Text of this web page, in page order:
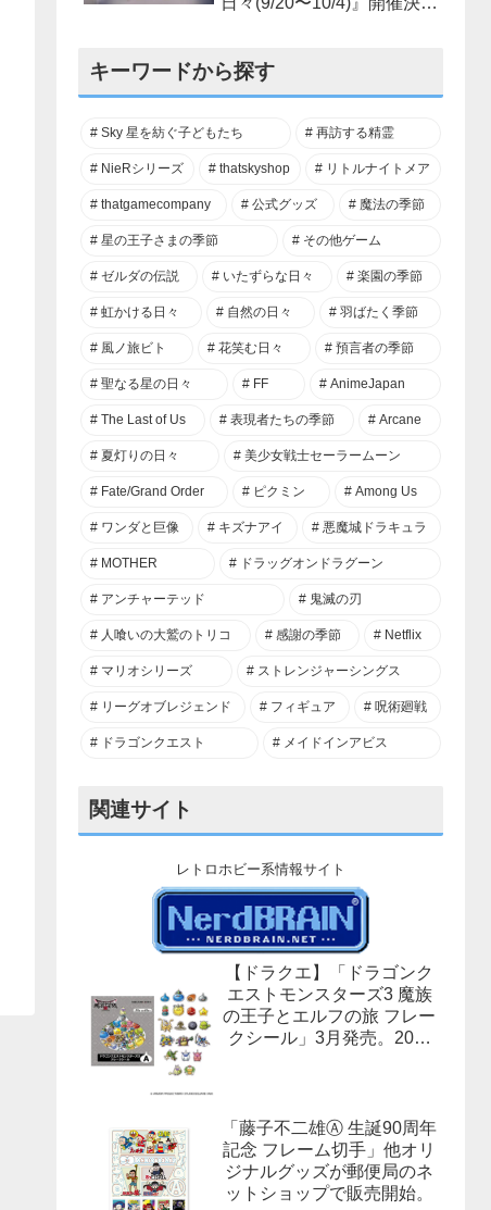
キーワードから探す
Sky 星を紡ぐ子どもたち 再訪する精霊
NieRシリーズ thatskyshop リトルナイトメア
thatgamecompany 公式グッズ 魔法の季節
星の王子さまの季節 その他ゲーム
ゼルダの伝説 いたずらな日々 楽園の季節
虹かける日々 自然の日々 羽ばたく季節
風ノ旅ビト 花笑む日々 預言者の季節
聖なる星の日々 FF AnimeJapan
The Last of Us 表現者たちの季節 Arcane
夏灯りの日々 美少女戦士セーラームーン
Fate/Grand Order ピクミン Among Us
ワンダと巨像 キズナアイ 悪魔城ドラキュラ
MOTHER ドラッグオンドラグーン
アンチャーテッド 鬼滅の刃
人喰いの大鷲のトリコ 感謝の季節 Netflix
マリオシリーズ ストレンジャーシングス
リーグオブレジェンド フィギュア 呪術廻戦
ドラゴンクエスト メイドインアビス
関連サイト
レトロホビー系情報サイト
【ドラクエ】「ドラゴンク
エストモンスターズ3 魔族
の王子とエルフの旅 フレー
クシール」3月発売。20柄
「藤子不二雄Ⓐ 生誕90周年
記念 フレーム切手」他オリ
ジナルグッズが郵便局のネ
ットショップで販売開始。